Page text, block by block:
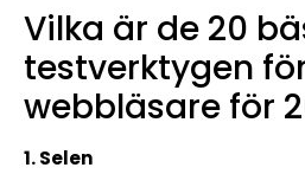
Vilka är de 20
testverktygen
webbläsare för
1. Selen